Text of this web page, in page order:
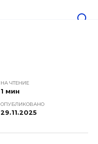
НА ЧТЕНИЕ
1 мин
ОПУБЛИКОВАНО
29.11.2025